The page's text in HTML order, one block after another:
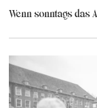
Wenn sonntags das